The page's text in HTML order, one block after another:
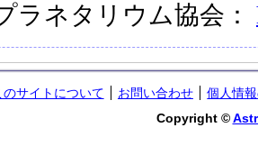
ラネタリウム協会：
のサイトについて お問い合わせ
個人情
Copyright ©